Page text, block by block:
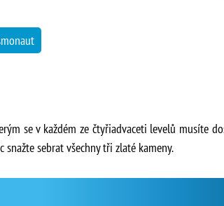
se v každém ze čtyřiadvaceti levelů musíte
sebrat všechny tři zlaté kameny.